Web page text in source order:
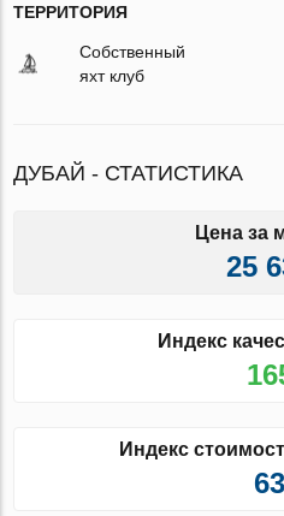
ТЕРРИТОРИЯ
Собственный
яхт клуб
ДУБАЙ - СТАТИСТИКА
Цена за
25
Индекс
Индекс
63